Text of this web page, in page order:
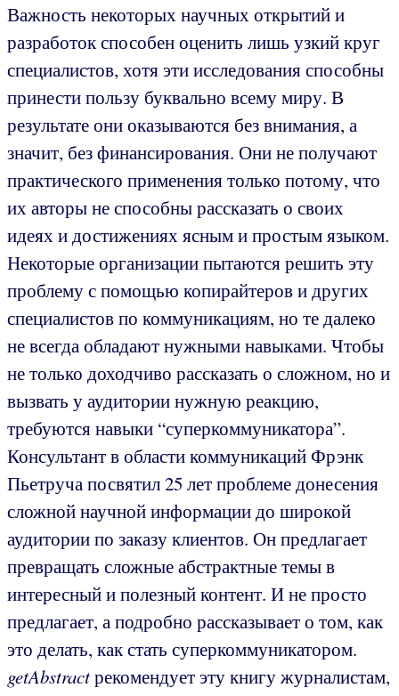
Важность некоторых научных открытий и
разработок способен оценить лишь узкий круг
специалистов, хотя эти исследования способны
принести пользу буквально всему миру. В
результате они оказываются без внимания, а
значит, без финансирования. Они не получают
практического применения только потому, что
их авторы не способны рассказать о своих
идеях и достижениях ясным и простым языком.
Некоторые организации пытаются решить эту
проблему с помощью копирайтеров и других
специалистов по коммуникациям, но те далеко
не всегда обладают нужными навыками. Чтобы
не только доходчиво рассказать о сложном, но и
вызвать у аудитории нужную реакцию,
требуются навыки “суперкоммуникатора”.
Консультант в области коммуникаций Фрэнк
Пьетруча посвятил 25 лет проблеме донесения
сложной научной информации до широкой
аудитории по заказу клиентов. Он предлагает
превращать сложные абстрактные темы в
интересный и полезный контент. И не просто
предлагает, а подробно рассказывает о том, как
это делать, как стать суперкоммуникатором.
getAbstractрекомендует эту книгу журналистам,